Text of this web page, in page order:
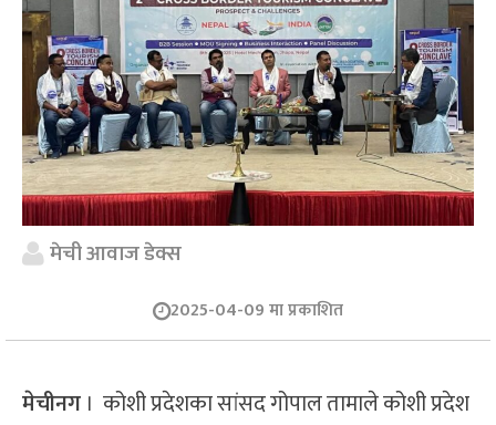
मेची आवाज डेक्स
2025-04-09 मा प्रकाशित
मेचीनग । कोशी प्रदेशका सांसद गोपाल तामाले कोशी प्रदेश